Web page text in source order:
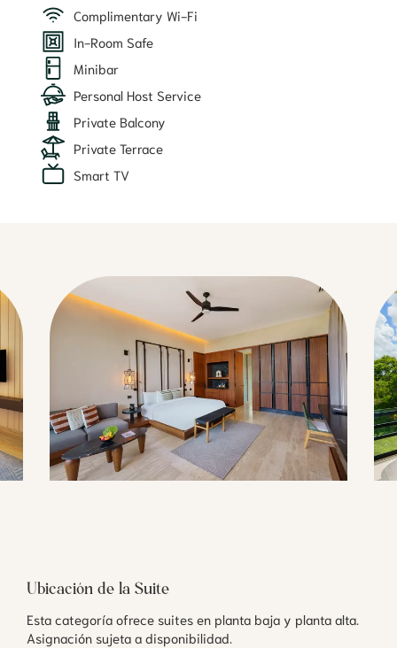
Complimentary Wi-Fi
In-Room Safe
Minibar
Personal Host Service
Private Balcony
Private Terrace
Smart TV
Ubicación de la Suite
Esta categoría ofrece suites en planta baja y planta alta.
Asignación sujeta a disponibilidad.